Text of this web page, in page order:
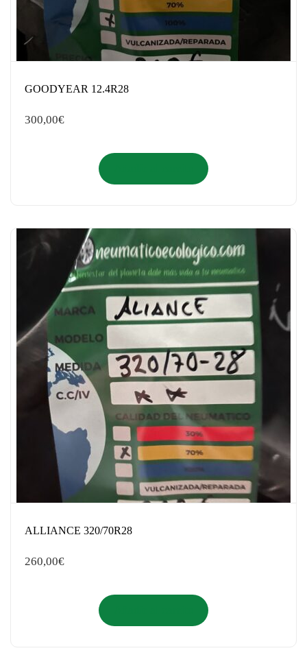
GOODYEAR 12.4R28
300,00€
ALLIANCE 320/70R28
260,00€